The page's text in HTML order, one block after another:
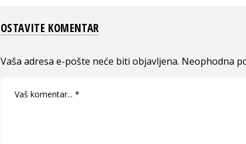
OSTAVITE KOMENTAR
Vaša adresa e-pošte neće biti objavljena. Neophodna